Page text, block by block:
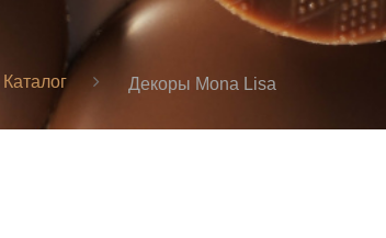
Каталог Декоры Mona Lisa